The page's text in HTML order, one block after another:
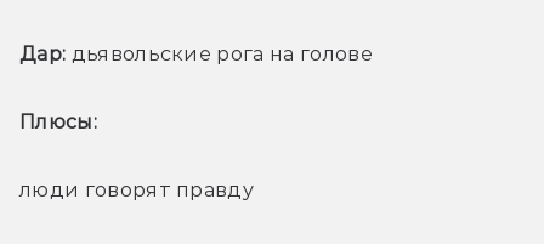
Дар: дьявольские рога на голове
Плюсы:
люди говорят правду